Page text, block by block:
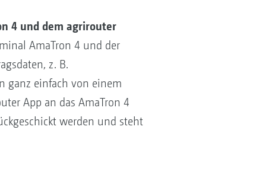
4 und dem agrirouter
AmaTron 4 und der
z. B.
ganz einfach von einem
App an das AmaTron 4
werden und steht